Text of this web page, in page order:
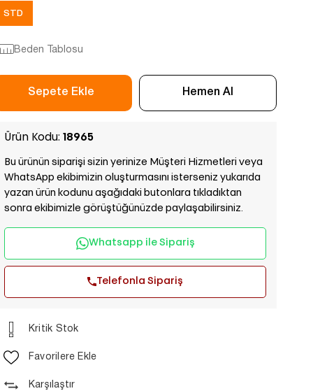
STD
Beden Tablosu
Ürün Kodu: 18965
Bu ürünün siparişi sizin yerinize Müşteri Hizmetleri veya
WhatsApp ekibimizin oluşturmasını isterseniz yukarıda
yazan ürün kodunu aşağıdaki butonlara tıkladıktan
sonra ekibimizle görüştüğünüzde paylaşabilirsiniz.
Whatsapp ile Sipariş
Telefonla Sipariş
Kritik Stok
Favorilere Ekle
Karşılaştır